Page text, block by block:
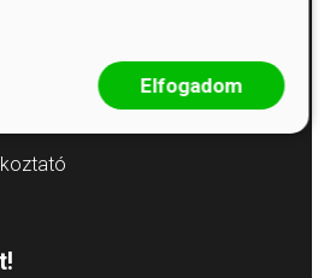
Elfogadom